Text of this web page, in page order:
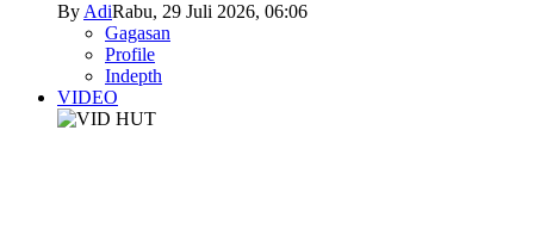
ByAdiRabu, 29 Juli 2026, 06:06
Gagasan
Profile
Indepth
VIDEO